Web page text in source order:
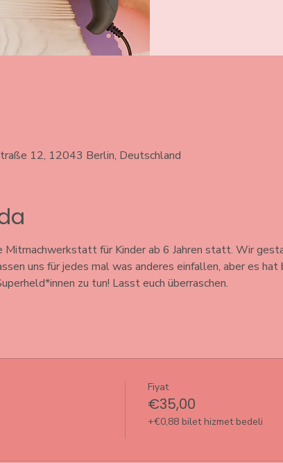
12, 12043 Berlin, Deutschland
Mitmachwerkstatt für Kinder ab 6 Jahren statt. Wir
uns für jedes mal was anderes einfallen, aber es
zu tun! Lasst euch überraschen.
Fiyat
€35,00
+€0,88 bilet hizmet bedeli